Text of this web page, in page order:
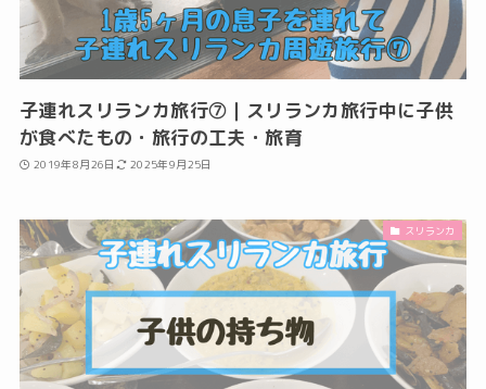
子連れスリランカ旅行⑦｜スリランカ旅行中に子供
が食べたもの・旅行の工夫・旅育
2019年8月26日 2025年9月25日
スリランカ